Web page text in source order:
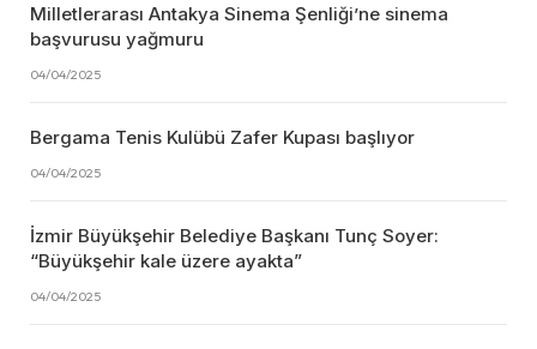
Milletlerarası Antakya Sinema Şenliği’ne sinema
başvurusu yağmuru
04/04/2025
Bergama Tenis Kulübü Zafer Kupası başlıyor
04/04/2025
İzmir Büyükşehir Belediye Başkanı Tunç Soyer:
“Büyükşehir kale üzere ayakta”
04/04/2025